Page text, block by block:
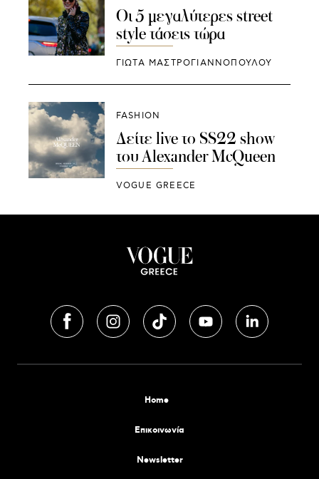
Οι 5 μεγαλύτερες street
style τάσεις τώρα
ΓΙΩΤΑ ΜΑΣΤΡΟΓΙΑΝΝΟΠΟΥΛΟΥ
FASHION
Δείτε live το SS22 show
του Alexander McQueen
VOGUE GREECE
Home
Επικοινωνία
Newsletter